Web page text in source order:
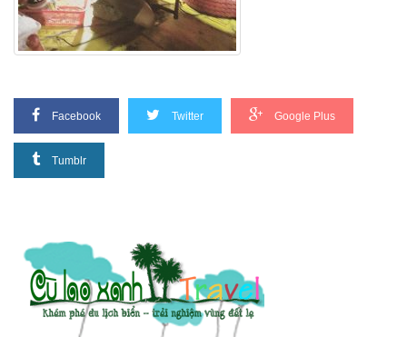
Facebook Twitter Google Plus
Tumblr